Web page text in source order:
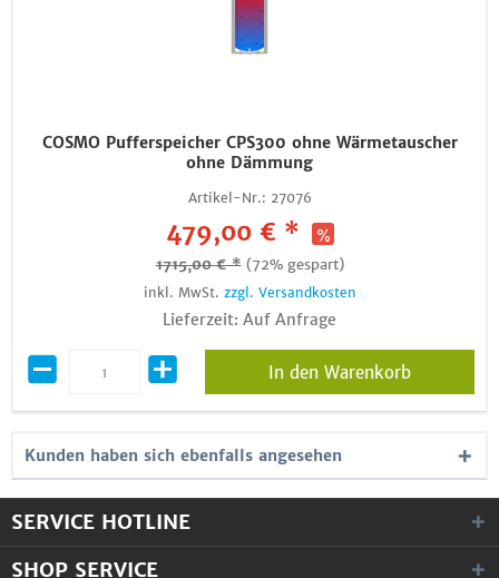
COSMO Pufferspeicher CPS300 ohne Wärmetauscher
ohne Dämmung
Artikel-Nr.: 27076
479,00 € *
1715,00 € * (72% gespart)
inkl. MwSt. zzgl. Versandkosten
Lieferzeit: Auf Anfrage
In den Warenkorb
Kunden haben sich ebenfalls angesehen
SERVICE HOTLINE
SHOP SERVICE